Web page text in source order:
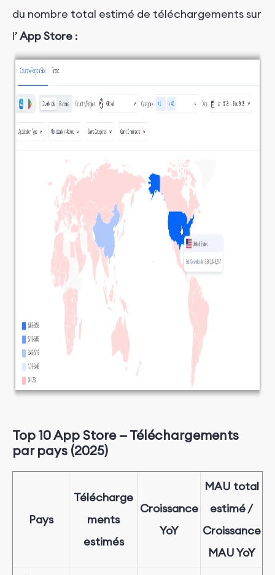
du nombre total estimé de téléchargements sur
l’App Store :
Top 10 App Store — Téléchargements
par pays (2025)
Pays
Télécharge
ments
estimés
Croissance
YoY
MAU total
estimé /
Croissance
MAU YoY​​​​​